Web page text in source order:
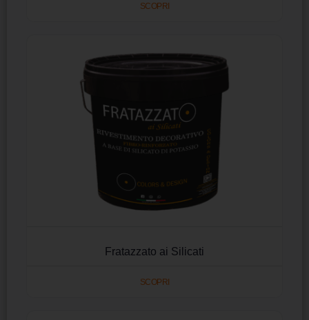
SCOPRI
Fratazzato ai Silicati
SCOPRI